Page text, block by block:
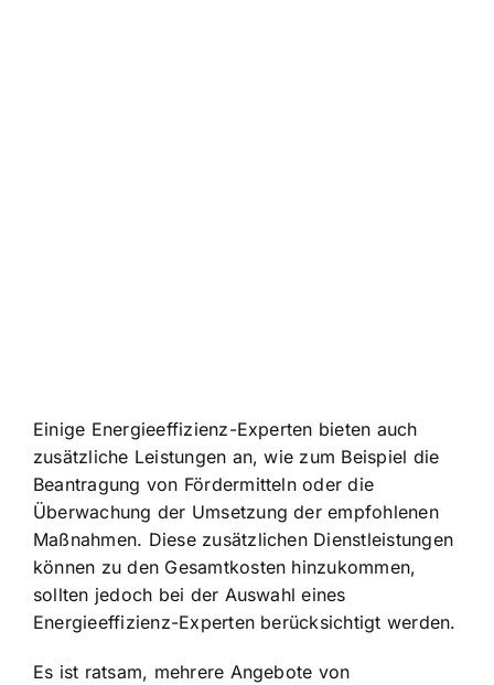
Einige Energieeffizienz-Experten bieten auch
zusätzliche Leistungen an, wie zum Beispiel die
Beantragung von Fördermitteln oder die
Überwachung der Umsetzung der empfohlenen
Maßnahmen. Diese zusätzlichen Dienstleistungen
können zu den Gesamtkosten hinzukommen,
sollten jedoch bei der Auswahl eines
Energieeffizienz-Experten berücksichtigt werden.
Es ist ratsam, mehrere Angebote von